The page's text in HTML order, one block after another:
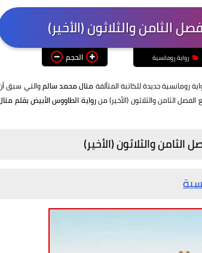
الثامن والثلاثون (الأخير)
رواية رومانسية الحجم
رومانسية جديدة للكاتبة المتألقةمنال محمد سالموالتي سبق
الثامن والثلاثون (الأخير) منرواية الطاووس الأبيض بقلم
والثلاثون (الأخير)